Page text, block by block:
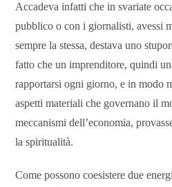
Accadeva infatti che in svariate
pubblico o con i giornalisti, avessi
sempre la stessa, destava uno
fatto che un imprenditore, quindi
rapportarsi ogni giorno, e in modo
aspetti materiali che governano il
meccanismi dell’economia,
la spiritualità.
Come possono coesistere due